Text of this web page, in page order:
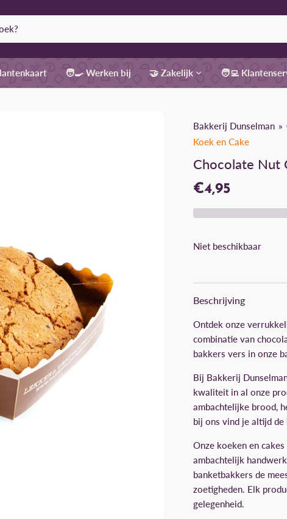
🧑‍🍳 Werken bij 🤝 Zakelijk 🧑‍💻
Bakkerij Dunselman
Koek en Cake
Chocolate Nut
€4,95
Niet beschikbaar
Beschrijving
Ontdek onze
combinatie van
bakkers vers in onze
Bij Bakkerij
kwaliteit in al onze
ambachtelijke brood,
bij ons vind je altijd de
Onze koeken en
ambachtelijk
banketbakkers de
zoetigheden. Elk
gelegenheid.